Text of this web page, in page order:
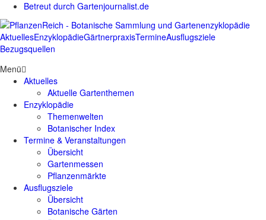
Betreut durch Gartenjournalist.de
AktuellesEnzyklopädieGärtnerpraxisTermineAusflugsziele
Bezugsquellen
Menü
Aktuelles
Aktuelle Gartenthemen
Enzyklopädie
Themenwelten
Botanischer Index
Termine & Veranstaltungen
Übersicht
Gartenmessen
Pflanzenmärkte
Ausflugsziele
Übersicht
Botanische Gärten